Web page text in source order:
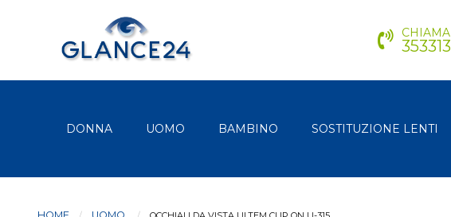
DONNA UOMO BAMBINO SOSTITUZIONE LENTI